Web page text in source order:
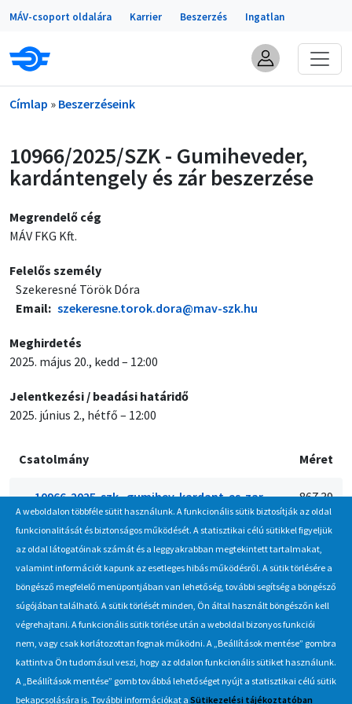
Ugrás a tartalomra
Portálok
MÁV-csoport oldalára Karrier Beszerzés Ingatlan
Morzsa
Címlap Beszerzéseink
10966/2025/SZK - Gumiheveder,
kardántengely és zár beszerzése
Megrendelő cég
MÁV FKG Kft.
Felelős személy
Szekeresné Török Dóra
Email szekeresne.torok.dora@mav-szk.hu
Meghirdetés
2025. május 20., kedd – 12:00
Jelentkezési / beadási határidő
2025. június 2., hétfő – 12:00
Csatolmány Méret
10966-2025-szk_gumihev-kardant-es-zar-
besz-ajanlatteteli-felhivas.pdf
867.39
KB
Hírlevél
Iratkozzon fel Beszerzés Hírlevél szolgáltatásunkra, hogy értesüljön
a MÁV-csoport által indított új beszerzési eljárásokról, anyag,
eszközértékesítési akciókról.
Érdekel
A weboldalon többféle sütit használunk. A funkcionális sütik biztosítják az oldal
funkcionalitását és biztonságos működését. A statisztikai célú sütikkel figyeljük
az oldal látogatóinak számát és a leggyakrabban megtekintett tartalmakat,
valamint információt kapunk az esetleges hibás működésről. A sütik törlésére a
böngésző megfelelő menüpontjában van lehetőség, további segítség a böngésző
súgójában található. A sütik törlését minden, Ön által használt böngészőn kell
végrehajtani. A funkcionális sütik törlése után a weboldal bizonyos funkciói
nem, vagy csak korlátozottan fognak működni. A „Beállítások mentése” gombra
kattintva Ön tudomásul veszi, hogy az oldalon funkcionális sütiket használunk.
A „Beállítások mentése” gomb továbbá lehetőséget nyújt a statisztikai célú sütik
bekapcsolására is. További információkat a Sütikezelési tájékoztatóban